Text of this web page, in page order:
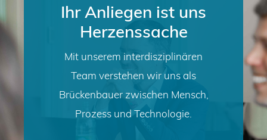
Ihr Anliegen ist uns
Herzenssache
Mit unserem interdisziplinären
Team verstehen wir uns als
Brückenbauer zwischen Mensch,
Prozess und Technologie.